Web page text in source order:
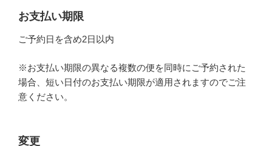
お支払い期限
ご予約日を含め2日以内
※お支払い期限の異なる複数の便を同時にご予約された
場合、短い日付のお支払い期限が適用されますのでご注
意ください。
変更